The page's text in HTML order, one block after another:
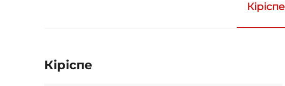
Кіріспе
Кіріспе